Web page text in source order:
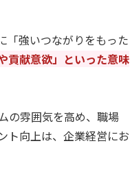
「強いつながりをもった
貢献意欲」といった意味
の雰囲気を高め、職場
ト向上は、企業経営にお